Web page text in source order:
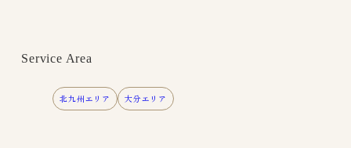
Service Area
北九州エリア 大分エリア